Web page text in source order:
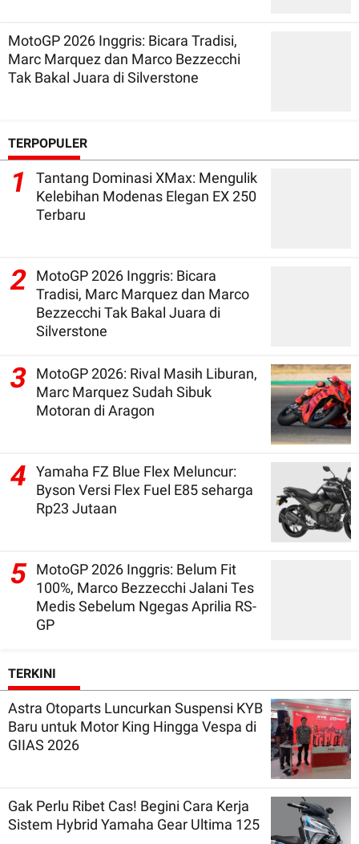
MotoGP 2026 Inggris: Bicara Tradisi,
Marc Marquez dan Marco Bezzecchi
Tak Bakal Juara di Silverstone
TERPOPULER
1
Tantang Dominasi XMax: Mengulik
Kelebihan Modenas Elegan EX 250
Terbaru
2
MotoGP 2026 Inggris: Bicara
Tradisi, Marc Marquez dan Marco
Bezzecchi Tak Bakal Juara di
Silverstone
3
MotoGP 2026: Rival Masih Liburan,
Marc Marquez Sudah Sibuk
Motoran di Aragon
4
Yamaha FZ Blue Flex Meluncur:
Byson Versi Flex Fuel E85 seharga
Rp23 Jutaan
5 MotoGP 2026 Inggris: Belum Fit
100%, Marco Bezzecchi Jalani Tes
Medis Sebelum Ngegas Aprilia RS-
GP
TERKINI
Astra Otoparts Luncurkan Suspensi KYB
Baru untuk Motor King Hingga Vespa di
GIIAS 2026
Gak Perlu Ribet Cas! Begini Cara Kerja
Sistem Hybrid Yamaha Gear Ultima 125